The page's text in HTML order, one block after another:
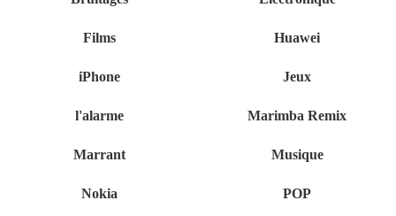
Films Huawei
iPhone Jeux
l'alarme Marimba Remix
Marrant Musique
Nokia POP